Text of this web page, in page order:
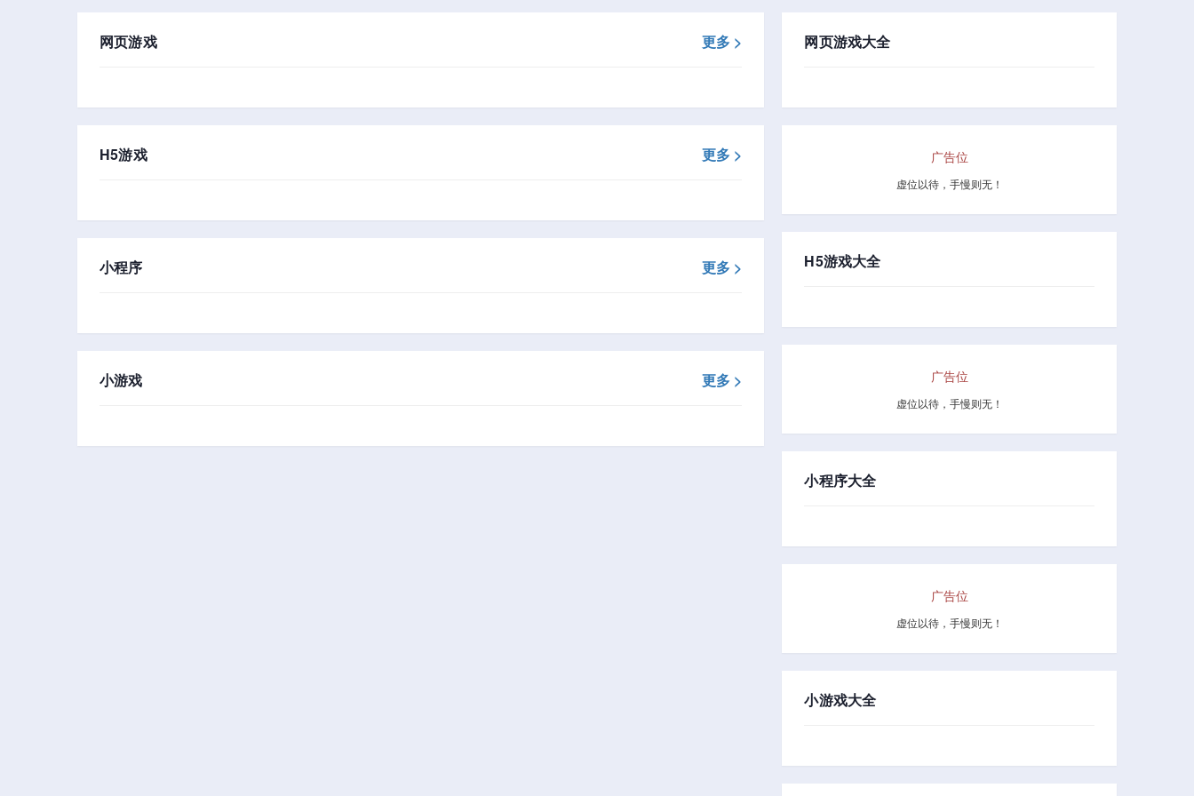
网页游戏 更多 >
H5游戏 更多 >
小程序 更多 >
小游戏 更多 >
网页游戏大全
广告位
虚位以待，手慢则无！
H5游戏大全
广告位
虚位以待，手慢则无！
小程序大全
广告位
虚位以待，手慢则无！
小游戏大全